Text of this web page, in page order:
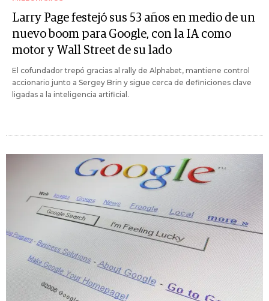
Larry Page festejó sus 53 años en medio de un
nuevo boom para Google, con la IA como
motor y Wall Street de su lado
El cofundador trepó gracias al rally de Alphabet, mantiene control
accionario junto a Sergey Brin y sigue cerca de definiciones clave
ligadas a la inteligencia artificial.